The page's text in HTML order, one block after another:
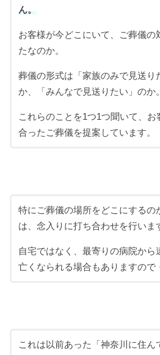
ん。
お客様が今どこにいて、ご葬儀の
たなのか。
葬儀の形式は「家族のみで見送り
か、「みんなで見送りたい」のか。
これらのことを1つ1つ聞いて、お
合ったご葬儀を提案しています。
特にご葬儀の場所をどこにするの
は、念入りに打ち合わせを行いま
自宅ではなく、最寄りの病院から
亡くなられる場合もありますので
これは以前あった「神奈川に住ん